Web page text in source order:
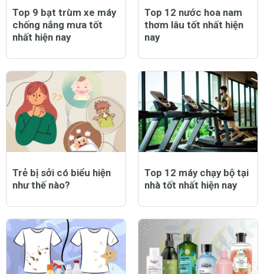
Top 9 bạt trùm xe máy
chống nắng mưa tốt
nhất hiện nay
Top 12 nước hoa nam
thơm lâu tốt nhất hiện
nay
Trẻ bị sởi có biểu hiện
như thế nào?
Top 12 máy chạy bộ tại
nhà tốt nhất hiện nay